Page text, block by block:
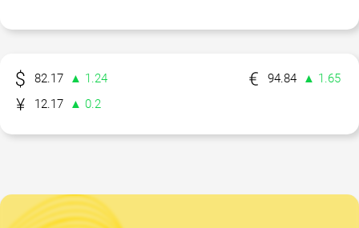
82.17 ▲ 1.24 94.84
▲ 1.65
12.17
▲ 0.2